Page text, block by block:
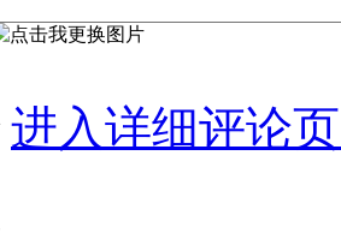
进入详细评论